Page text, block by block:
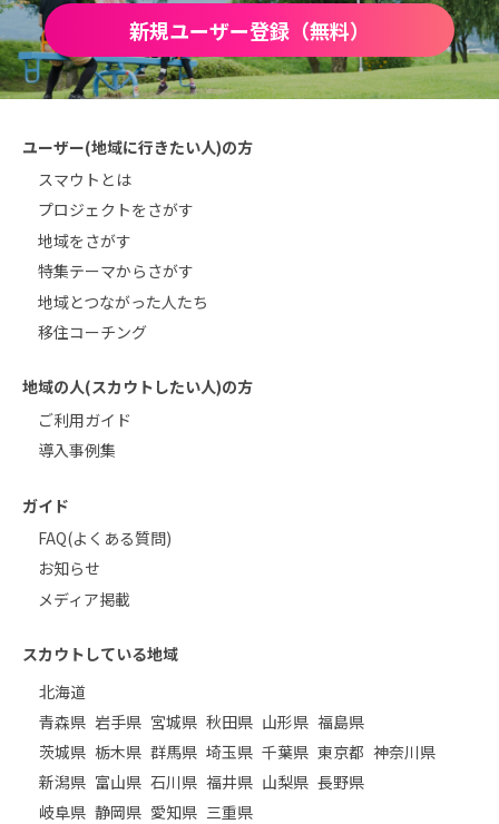
新規ユーザー登録（無料）
ユーザー(地域に行きたい人)の方
スマウトとは
プロジェクトをさがす
地域をさがす
特集テーマからさがす
地域とつながった人たち
移住コーチング
地域の人(スカウトしたい人)の方
ご利用ガイド
導入事例集
ガイド
FAQ(よくある質問)
お知らせ
メディア掲載
スカウトしている地域
北海道
青森県 岩手県 宮城県 秋田県 山形県 福島県
茨城県 栃木県 群馬県 埼玉県 千葉県 東京都 神奈川県
新潟県 富山県 石川県 福井県 山梨県 長野県
岐阜県 静岡県 愛知県 三重県